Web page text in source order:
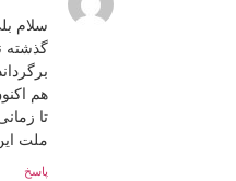
سلام
گذشته
هم
تا
ملت
پاسخ